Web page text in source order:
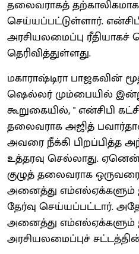
தலைவராகத்
செய்யப்பட்டுள்ளார்.
அரசியலமைப்பு ரீதியாகச்
தெரிவித்துள்ளது.
மகாராஷ்டிரா
ஷெல்லர் மும்பையில் இன்று
கூறுகையில், " என்சிபி
தலைவராக அஜித்
அவரை நீக்கி பிறப்பித்த
உத்தரவு செல்லாது.
குழுத் தலைவராக
அனைத்து எம்எல்ஏக்களும்
தேர்வு செய்யப்பட்டார்.
அனைத்து எம்எல்ஏக்களும்
அரசியலமைப்புச்